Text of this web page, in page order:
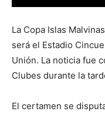
La Copa Islas
será el Estadio
Unión. La noticia fue
Clubes durante la
El certamen se